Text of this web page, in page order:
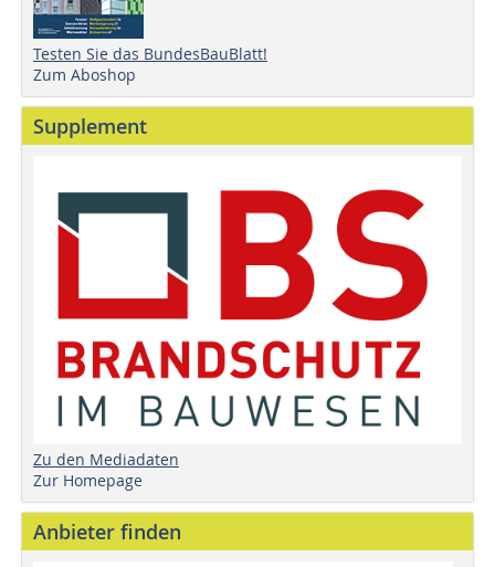
Testen Sie das BundesBauBlatt!
Zum Aboshop
Supplement
Zu den Mediadaten
Zur Homepage
Anbieter finden